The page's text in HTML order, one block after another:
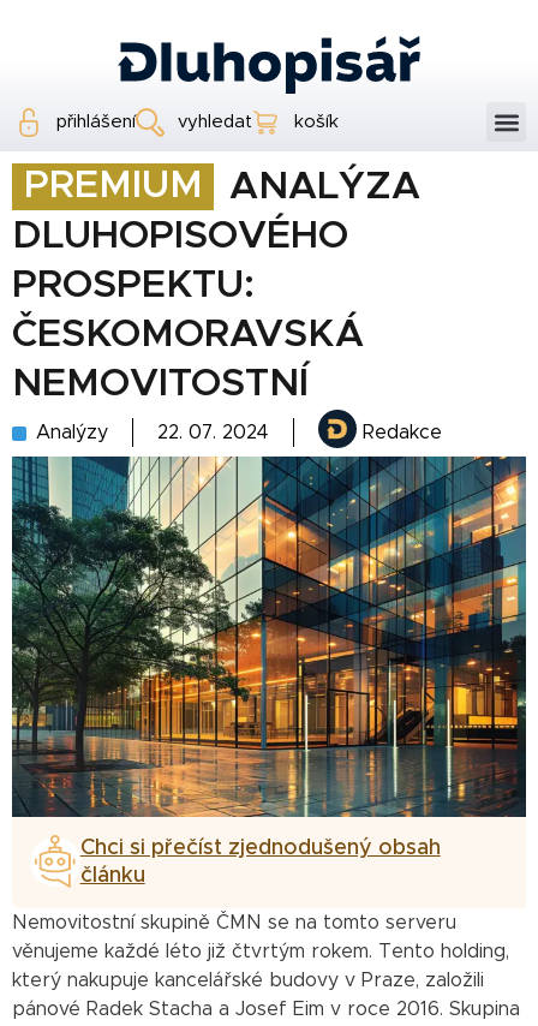
přihlášení vyhledat košík
PREMIUM
ANALÝZA
DLUHOPISOVÉHO
PROSPEKTU:
ČESKOMORAVSKÁ
NEMOVITOSTNÍ
Analýzy 22. 07. 2024 Redakce
Chci si přečíst zjednodušený obsah
článku
Nemovitostní skupině ČMN se na tomto serveru
věnujeme každé léto již čtvrtým rokem. Tento holding,
který nakupuje kancelářské budovy v Praze, založili
pánové Radek Stacha a Josef Eim v roce 2016. Skupina